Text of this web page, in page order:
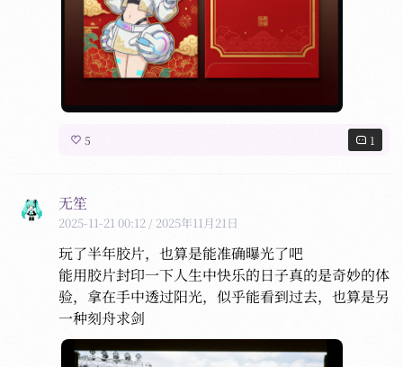
5 1
无笙
2025-11-21 00:12 / 2025年11月21日
玩了半年胶片，也算是能准确曝光了吧
能用胶片封印一下人生中快乐的日子真的是奇妙的体
验，拿在手中透过阳光，似乎能看到过去，也算是另
一种刻舟求剑